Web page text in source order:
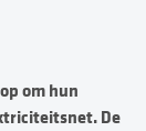
om hun
De